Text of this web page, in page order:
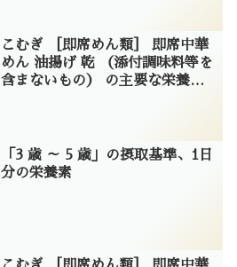
こむぎ ［即席めん類］ 即席中華
めん 油揚げ 乾 （添付調味料等を
含まないもの） の主要な栄養成
「3 歳 ～ 5 歳」の摂取基準、1日
分の栄養素